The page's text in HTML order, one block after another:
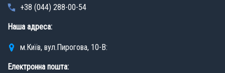
+38 (044) 288-00-54
Наша адреса:
м.Київ, вул.Пирогова, 10-В:
Електронна пошта: